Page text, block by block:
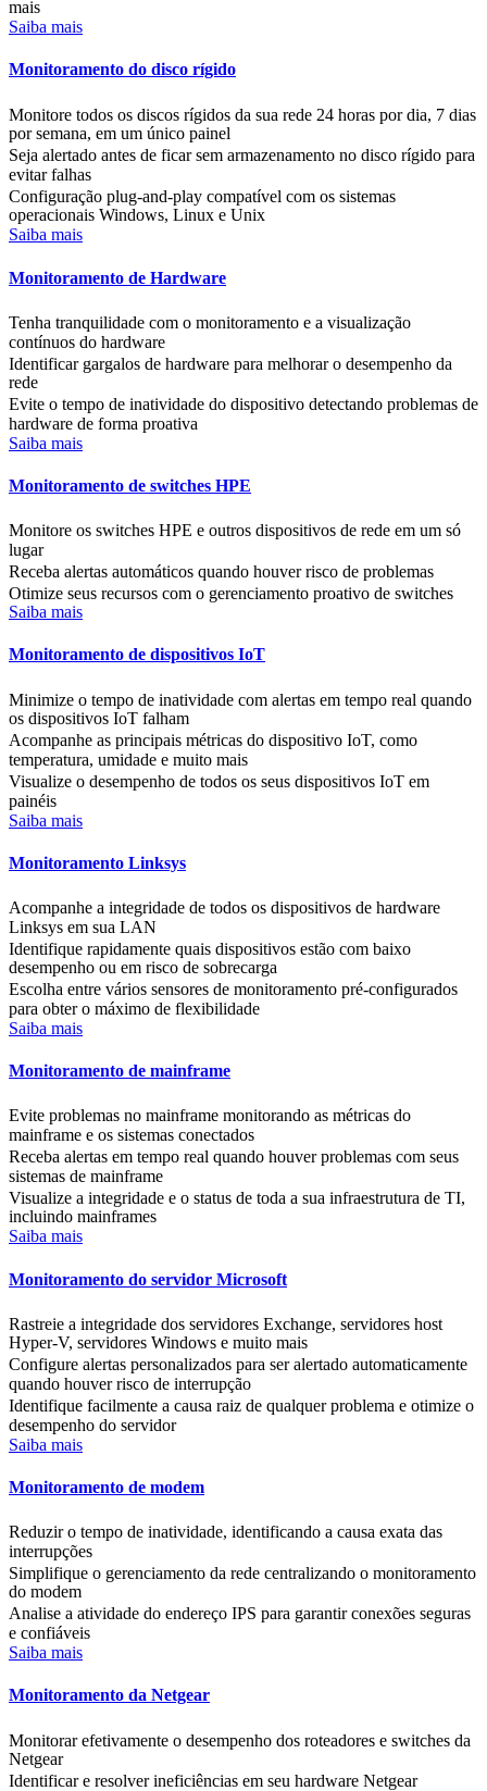
mais
Saiba mais
Monitoramento do disco rígido
Monitore todos os discos rígidos da sua rede 24 horas por dia, 7 dias
por semana, em um único painel
Seja alertado antes de ficar sem armazenamento no disco rígido para
evitar falhas
Configuração plug-and-play compatível com os sistemas
operacionais Windows, Linux e Unix
Saiba mais
Monitoramento de Hardware
Tenha tranquilidade com o monitoramento e a visualização
contínuos do hardware
Identificar gargalos de hardware para melhorar o desempenho da
rede
Evite o tempo de inatividade do dispositivo detectando problemas de
hardware de forma proativa
Saiba mais
Monitoramento de switches HPE
Monitore os switches HPE e outros dispositivos de rede em um só
lugar
Receba alertas automáticos quando houver risco de problemas
Otimize seus recursos com o gerenciamento proativo de switches
Saiba mais
Monitoramento de dispositivos IoT
Minimize o tempo de inatividade com alertas em tempo real quando
os dispositivos IoT falham
Acompanhe as principais métricas do dispositivo IoT, como
temperatura, umidade e muito mais
Visualize o desempenho de todos os seus dispositivos IoT em
painéis
Saiba mais
Monitoramento Linksys
Acompanhe a integridade de todos os dispositivos de hardware
Linksys em sua LAN
Identifique rapidamente quais dispositivos estão com baixo
desempenho ou em risco de sobrecarga
Escolha entre vários sensores de monitoramento pré-configurados
para obter o máximo de flexibilidade
Saiba mais
Monitoramento de mainframe
Evite problemas no mainframe monitorando as métricas do
mainframe e os sistemas conectados
Receba alertas em tempo real quando houver problemas com seus
sistemas de mainframe
Visualize a integridade e o status de toda a sua infraestrutura de TI,
incluindo mainframes
Saiba mais
Monitoramento do servidor Microsoft
Rastreie a integridade dos servidores Exchange, servidores host
Hyper-V, servidores Windows e muito mais
Configure alertas personalizados para ser alertado automaticamente
quando houver risco de interrupção
Identifique facilmente a causa raiz de qualquer problema e otimize o
desempenho do servidor
Saiba mais
Monitoramento de modem
Reduzir o tempo de inatividade, identificando a causa exata das
interrupções
Simplifique o gerenciamento da rede centralizando o monitoramento
do modem
Analise a atividade do endereço IPS para garantir conexões seguras
e confiáveis
Saiba mais
Monitoramento da Netgear
Monitorar efetivamente o desempenho dos roteadores e switches da
Netgear
Identificar e resolver ineficiências em seu hardware Netgear